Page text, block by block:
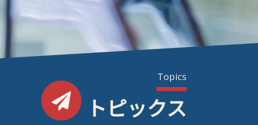
Topics
トピックス